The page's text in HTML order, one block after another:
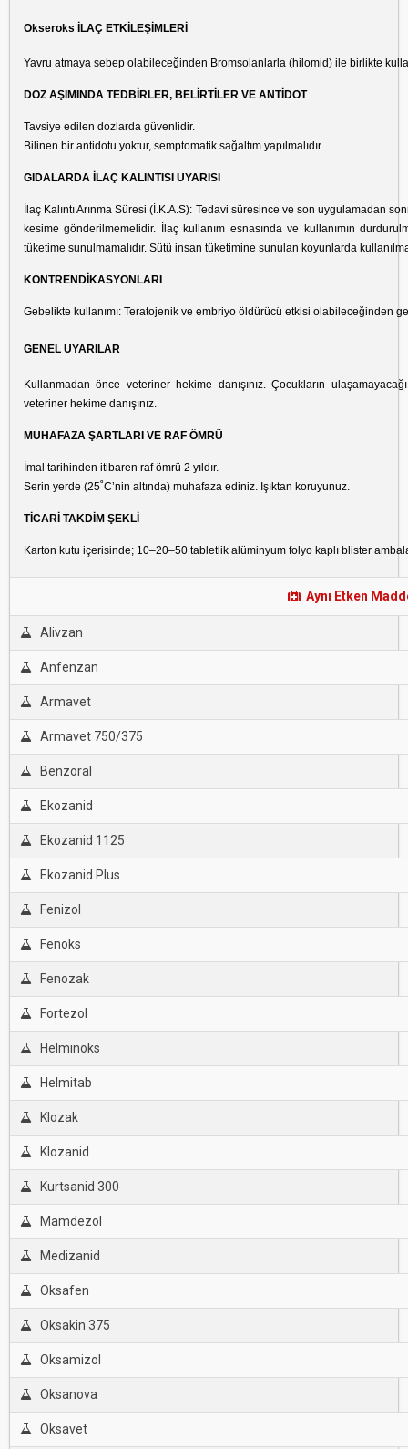
Okseroks İLAÇ ETKİLEŞİMLERİ
Yavru atmaya sebep olabileceğinden Bromsolanlarla (hilomid) ile birlikte
DOZ AŞIMINDA TEDBİRLER, BELİRTİLER VE ANTİDOT
Tavsiye edilen dozlarda güvenlidir.
Bilinen bir antidotu yoktur, semptomatik sağaltım yapılmalıdır.
GIDALARDA İLAÇ KALINTISI UYARISI
İlaç Kalıntı Arınma Süresi (İ.K.A.S): Tedavi süresince ve son uygulamadan
kesime gönderilmemelidir. İlaç kullanım esnasında ve kullanımın
tüketime sunulmamalıdır. Sütü insan tüketimine sunulan koyunlarda
KONTRENDİKASYONLARI
Gebelikte kullanımı: Teratojenik ve embriyo öldürücü etkisi olabileceğinden
GENEL UYARILAR
Kullanmadan önce veteriner hekime danışınız. Çocukların
veteriner hekime danışınız.
MUHAFAZA ŞARTLARI VE RAF ÖMRÜ
İmal tarihinden itibaren raf ömrü 2 yıldır.
Serin yerde (25˚C’nin altında) muhafaza ediniz. Işıktan koruyunuz.
TİCARİ TAKDİM ŞEKLİ
Karton kutu içerisinde; 10–20–50 tabletlik alüminyum folyo kaplı blister
Aynı Etken
Alivzan
Anfenzan
Armavet
Armavet 750/375
Benzoral
Ekozanid
Ekozanid 1125
Ekozanid Plus
Fenizol
Fenoks
Fenozak
Fortezol
Helminoks
Helmitab
Klozak
Klozanid
Kurtsanid 300
Mamdezol
Medizanid
Oksafen
Oksakin 375
Oksamizol
Oksanova
Oksavet